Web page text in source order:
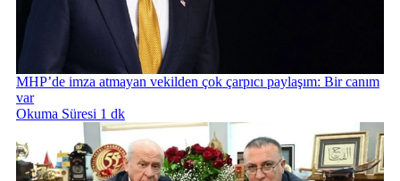
MHP’de imza atmayan vekilden çok çarpıcı paylaşım: Bir canım
var
Okuma Süresi 1 dk